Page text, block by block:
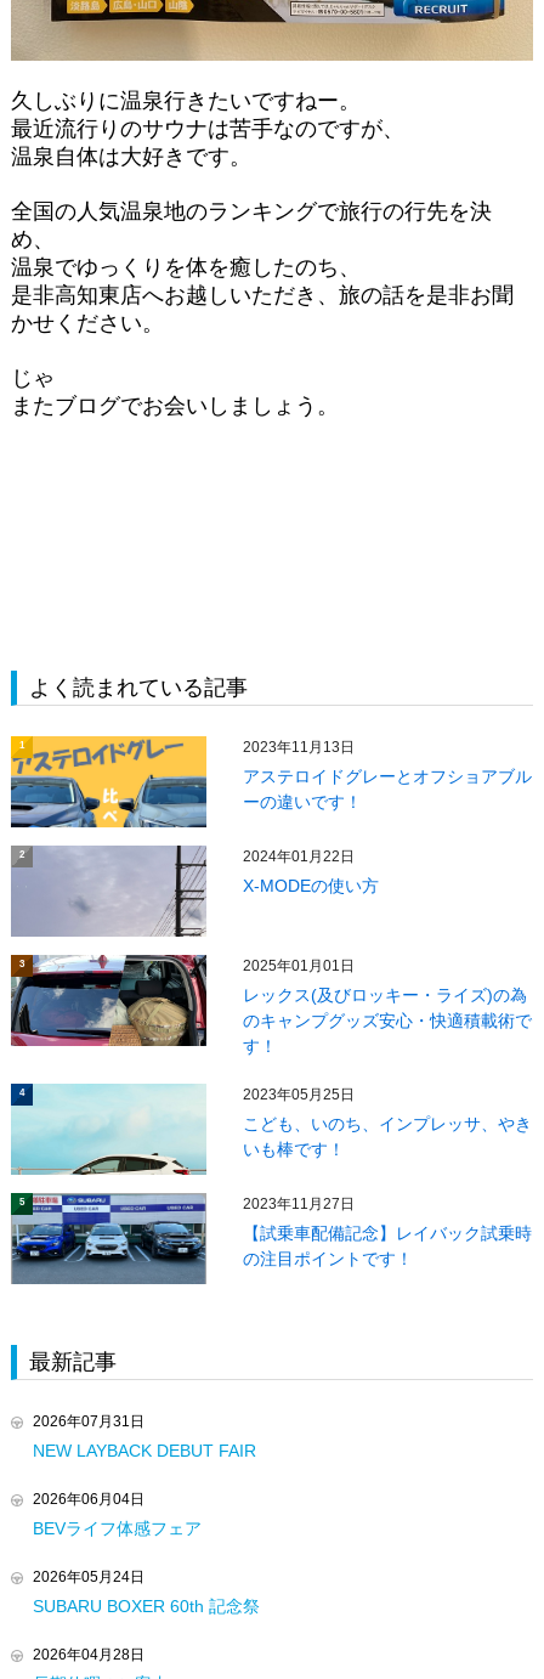
久しぶりに温泉行きたいですねー。
最近流行りのサウナは苦手なのですが、
温泉自体は大好きです。
全国の人気温泉地のランキングで旅行の行先を決
め、
温泉でゆっくりを体を癒したのち、
是非高知東店へお越しいただき、旅の話を是非お聞
かせください。
じゃ
またブログでお会いしましょう。
よく読まれている記事
1 2023年11月13日
アステロイドグレーとオフショアブル
ーの違いです！
2 2024年01月22日
X‐MODEの使い方
3 2025年01月01日
レックス(及びロッキー・ライズ)の為
のキャンプグッズ安心・快適積載術で
す！
4 2023年05月25日
こども、いのち、インプレッサ、やき
いも棒です！
5 2023年11月27日
【試乗車配備記念】レイバック試乗時
の注目ポイントです！
最新記事
2026年07月31日
NEW LAYBACK DEBUT FAIR
2026年06月04日
BEVライフ体感フェア
2026年05月24日
SUBARU BOXER 60th 記念祭
2026年04月28日